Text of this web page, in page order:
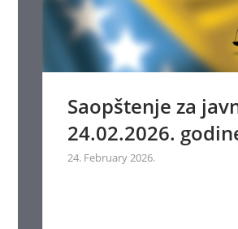
Saopštenje za
24.02.2026.
24. February 2026.